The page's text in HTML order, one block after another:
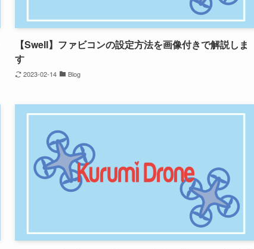
【Swell】ファビコンの設定方法を画像付きで解説しま
す
2023-02-14 Blog